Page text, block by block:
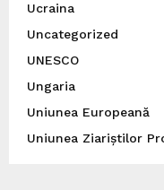
Ucraina
Uncategorized
UNESCO
Ungaria
Uniunea Europeană
Uniunea Ziariștilor